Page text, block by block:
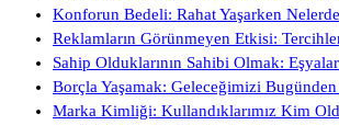
Konforun Bedeli: Rahat Yaşarken
Reklamların Görünmeyen Etkisi:
Sahip Olduklarının Sahibi Olmak:
Borçla Yaşamak: Geleceğimizi
Marka Kimliği: Kullandıklarımız Kim